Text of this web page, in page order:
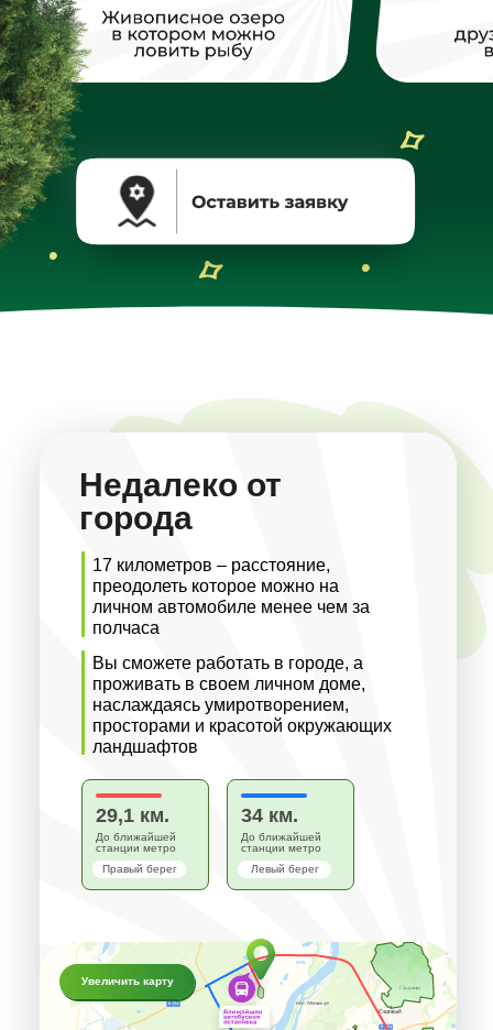
Недалеко от
города
17 километров – расстояние,
преодолеть которое можно на
личном автомобиле менее чем за
полчаса
Вы сможете работать в городе, а
проживать в своем личном доме,
наслаждаясь умиротворением,
просторами и красотой окружающих
ландшафтов
34 км.
До ближайшей
станции метро
Левый берег
Увеличить карту
29,1 км.
До ближайшей
станции метро
Правый берег